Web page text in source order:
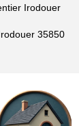
Irodouer
35850